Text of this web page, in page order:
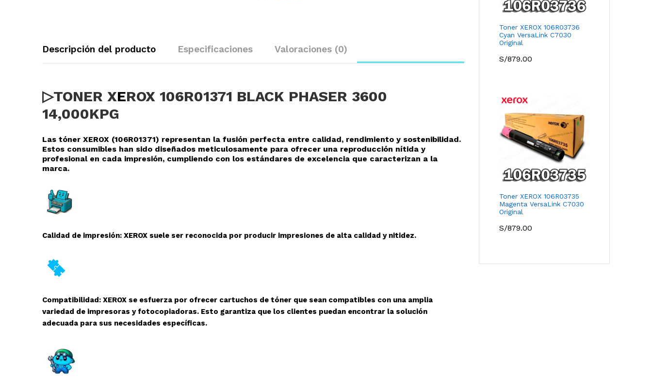
Descripción del producto Especificaciones Valoraciones (0)
▷TONER XEROX 106R01371 BLACK PHASER 3600
14,000KPG
Las tóner XEROX (106R01371) representan la fusión perfecta entre calidad, rendimiento y sostenibilidad.
Estos consumibles han sido diseñados meticulosamente para ofrecer una reproducción nítida y
profesional en cada impresión, cumpliendo con los estándares de excelencia que caracterizan a la
marca.
Calidad de impresión: XEROX suele ser reconocida por producir impresiones de alta calidad y nitidez.
Compatibilidad: XEROX se esfuerza por ofrecer cartuchos de tóner que sean compatibles con una amplia
variedad de impresoras y fotocopiadoras. Esto garantiza que los clientes puedan encontrar la solución
adecuada para sus necesidades específicas.
Toner XEROX 106R03736
Cyan VersaLink C7030
Original
S/879.00
Toner XEROX 106R03735
Magenta VersaLink C7030
Original
S/879.00